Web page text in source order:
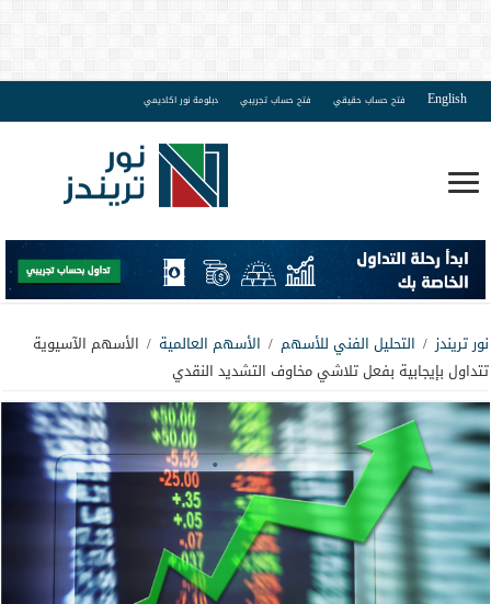
English فتح حساب حقيقي فتح حساب تجريبي دبلومة نور اكاديمي
نور تريندز / التحليل الفني للأسهم / الأسهم العالمية / الأسهم الآسيوية
تتداول بإيجابية بفعل تلاشي مخاوف التشديد النقدي